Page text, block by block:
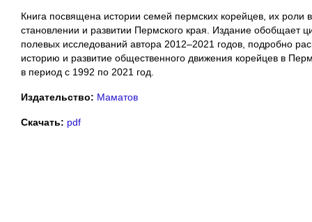
Книга посвящена истории семей пермских корейцев, их роли в
становлении и развитии Пермского края. Издание обобщает
полевых исследований автора 2012–2021 годов, подробно
историю и развитие общественного движения корейцев в
в период с 1992 по 2021 год.
Издательство: Маматов
Скачать: pdf